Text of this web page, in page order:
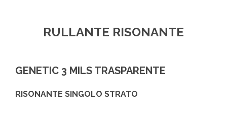
RULLANTE RISONANTE
GENETIC 3 MILS TRASPARENTE
RISONANTE SINGOLO STRATO